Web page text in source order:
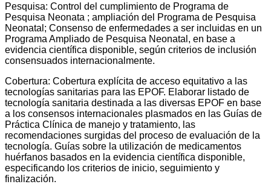
Pesquisa: Control del cumplimiento de Programa de
Pesquisa Neonata ; ampliación del Programa de Pesquisa
Neonatal; Consenso de enfermedades a ser incluidas en un
Programa Ampliado de Pesquisa Neonatal, en base a
evidencia científica disponible, según criterios de inclusión
consensuados internacionalmente.
Cobertura: Cobertura explícita de acceso equitativo a las
tecnologías sanitarias para las EPOF. Elaborar listado de
tecnología sanitaria destinada a las diversas EPOF en base
a los consensos internacionales plasmados en las Guías de
Práctica Clínica de manejo y tratamiento, las
recomendaciones surgidas del proceso de evaluación de la
tecnología. Guías sobre la utilización de medicamentos
huérfanos basados en la evidencia científica disponible,
especificando los criterios de inicio, seguimiento y
finalización.